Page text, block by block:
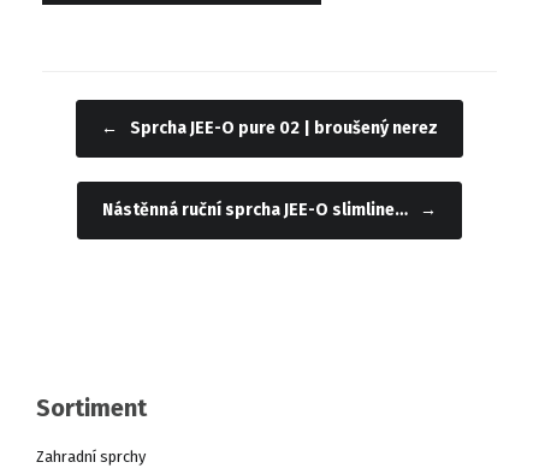
Navigace příspěvku
← Sprcha JEE-O pure 02 | broušený nerez
Nástěnná ruční sprcha JEE-O slimline… →
Sortiment
Zahradní sprchy